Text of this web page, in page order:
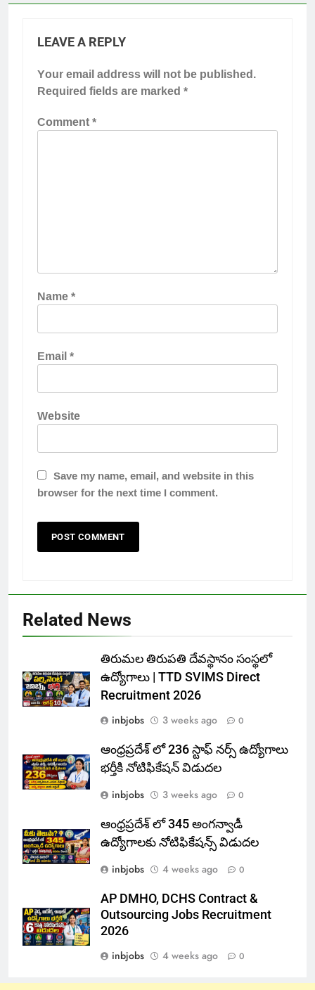
LEAVE A REPLY
Your email address will not be published.
Required fields are marked*
Comment*
Name*
Email*
Website
Save my name, email, and website in this
browser for the next time I comment.
Related News
తిరుమల తిరుపతి దేవస్థానం సంస్థలో
ఉద్యోగాలు | TTD SVIMS Direct
Recruitment 2026
inbjobs
3 weeks ago 0
ఆంధ్రప్రదేశ్ లో 236 స్టాఫ్ నర్స్ ఉద్యోగాలు
భర్తీకి నోటిఫికేషన్ విడుదల
inbjobs
3 weeks ago 0
ఆంధ్రప్రదేశ్ లో 345 అంగన్వాడీ
ఉద్యోగాలకు నోటిఫికేషన్స్ విడుదల
inbjobs
4 weeks ago 0
AP DMHO, DCHS Contract &
Outsourcing Jobs Recruitment
2026
inbjobs
4 weeks ago 0